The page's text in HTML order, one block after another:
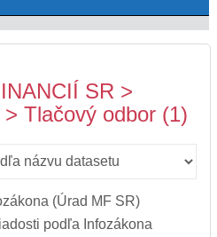
SR >
Tlačový odbor (1)
(Úrad MF SR)
podľa Infozákona